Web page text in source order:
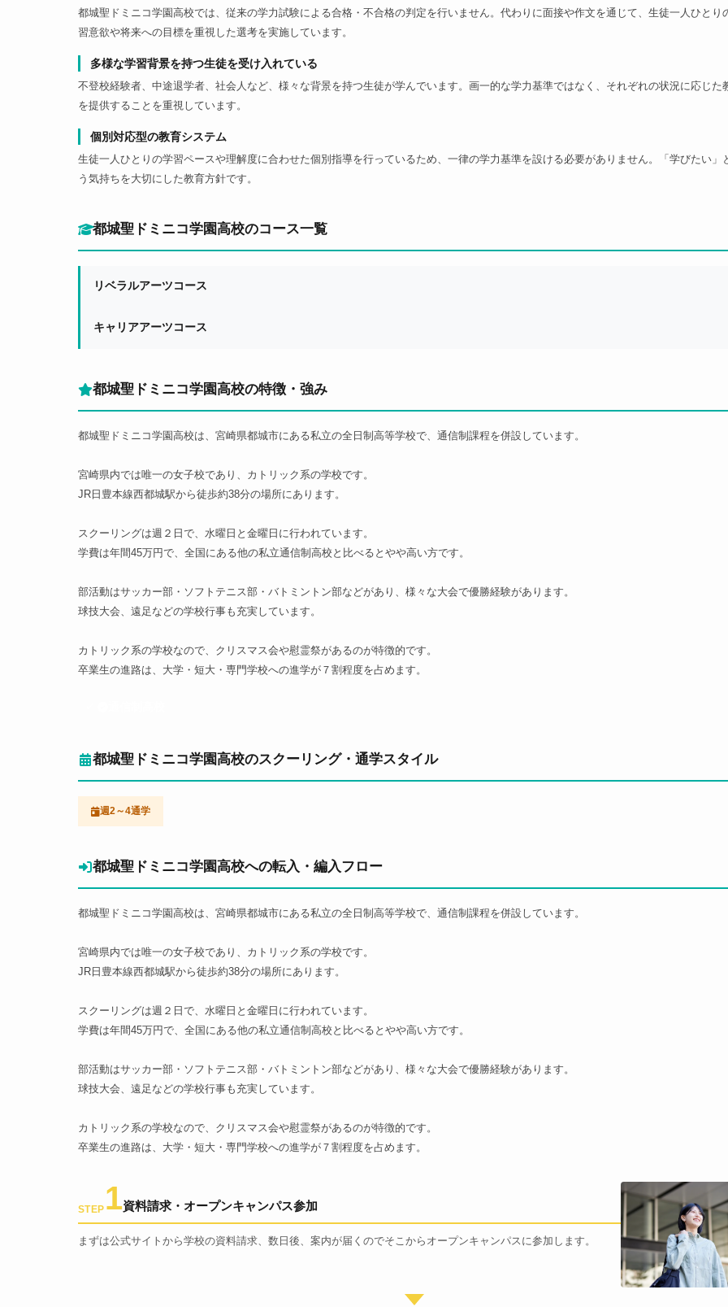
都城聖ドミニコ学園高校では、従来の学力試験による合格・不合格の判定を行いません。代わりに面接や作文を通じて、生徒一人ひとり
習意欲や将来への目標を重視した選考を実施しています。
多様な学習背景を持つ生徒を受け入れている
不登校経験者、中途退学者、社会人など、様々な背景を持つ生徒が学んでいます。画一的な学力基準ではなく、それぞれの状況に応じた
を提供することを重視しています。
個別対応型の教育システム
生徒一人ひとりの学習ペースや理解度に合わせた個別指導を行っているため、一律の学力基準を設ける必要がありません。「学びたい」
う気持ちを大切にした教育方針です。
都城聖ドミニコ学園高校のコース一覧
リベラルアーツコース
キャリアアーツコース
都城聖ドミニコ学園高校の特徴・強み
都城聖ドミニコ学園高校は、宮崎県都城市にある私立の全日制高等学校で、通信制課程を併設しています。
宮崎県内では唯一の女子校であり、カトリック系の学校です。
JR日豊本線西都城駅から徒歩約38分の場所にあります。
スクーリングは週２日で、水曜日と金曜日に行われています。
学費は年間45万円で、全国にある他の私立通信制高校と比べるとやや高い方です。
部活動はサッカー部・ソフトテニス部・バトミントン部などがあり、様々な大会で優勝経験があります。
球技大会、遠足などの学校行事も充実しています。
カトリック系の学校なので、クリスマス会や慰霊祭があるのが特徴的です。
卒業生の進路は、大学・短大・専門学校への進学が７割程度を占めます。
都城聖ドミニコ学園高校のスクーリング・通学スタイル
週2～4通学
都城聖ドミニコ学園高校への転入・編入フロー
都城聖ドミニコ学園高校は、宮崎県都城市にある私立の全日制高等学校で、通信制課程を併設しています。
宮崎県内では唯一の女子校であり、カトリック系の学校です。
JR日豊本線西都城駅から徒歩約38分の場所にあります。
スクーリングは週２日で、水曜日と金曜日に行われています。
学費は年間45万円で、全国にある他の私立通信制高校と比べるとやや高い方です。
部活動はサッカー部・ソフトテニス部・バトミントン部などがあり、様々な大会で優勝経験があります。
球技大会、遠足などの学校行事も充実しています。
カトリック系の学校なので、クリスマス会や慰霊祭があるのが特徴的です。
卒業生の進路は、大学・短大・専門学校への進学が７割程度を占めます。
STEP 1資料請求・オープンキャンパス参加
まずは公式サイトから学校の資料請求、数日後、案内が届くのでそこからオープンキャンパスに参加します。